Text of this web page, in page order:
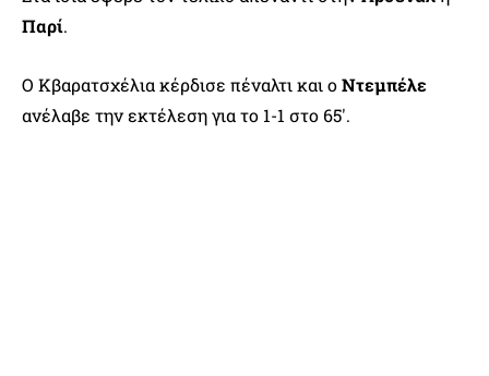
Παρί.
Ο Κβαρατσχέλια κέρδισε πέναλτι και οΝτεμπέλε
ανέλαβε την εκτέλεση για το 1-1 στο 65′.